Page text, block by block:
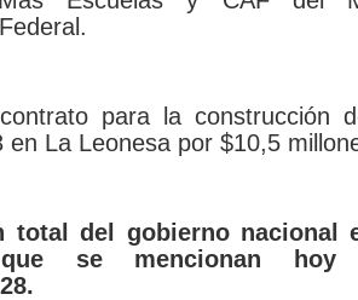
para la construcción
en La Leonesa por $10,5
total del gobierno nacional
que se mencionan